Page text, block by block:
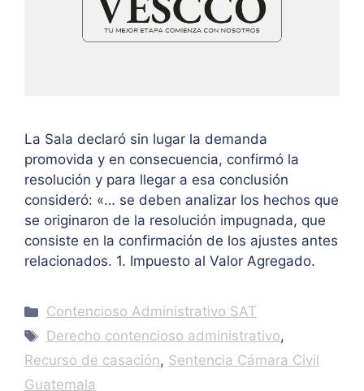
La Sala declaró sin lugar la demanda
promovida y en consecuencia, confirmó la
resolución y para llegar a esa conclusión
consideró: «… se deben analizar los hechos que
se originaron de la resolución impugnada, que
consiste en la confirmación de los ajustes antes
relacionados. 1. Impuesto al Valor Agregado.
Categories
Contencioso Administrativo SAT
Tags
Derecho contencioso administrativo,
Recurso de casación, Sentencia Cámara Civil
Guatemala